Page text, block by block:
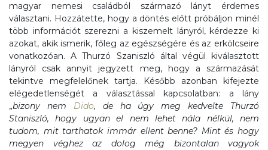
magyar nemesi családból származó lányt érdemes
választani. Hozzátette, hogy a döntés előtt próbáljon minél
több információt szerezni a kiszemelt lányról, kérdezze ki
azokat, akik ismerik, főleg az egészségére és az erkölcseire
vonatkozóan. A Thurzó Szaniszló által végül kiválasztott
lányról csak annyit jegyzett meg, hogy a származását
tekintve megfelelőnek tartja. Később azonban kifejezte
elégedetlenségét a választással kapcsolatban: a lány
„bizony nem Dido, de ha úgy meg kedvelte Thurzó
Staniszló, hogy ugyan el nem lehet nála nélkül, nem
tudom, mit tarthatok immár ellent benne? Mint és hogy
megyen véghez az dolog még bizontalan vagyok